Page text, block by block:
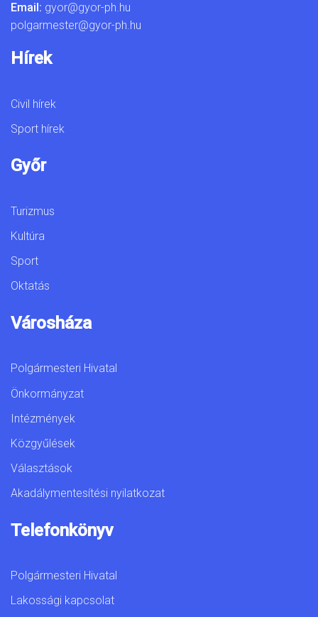
Email: gyor@gyor-ph.hu
polgarmester@gyor-ph.hu
Hírek
Civil hírek
Sport hírek
Győr
Turizmus
Kultúra
Sport
Oktatás
Városháza
Polgármesteri Hivatal
Önkormányzat
Intézmények
Közgyűlések
Választások
Akadálymentesítési nyilatkozat
Telefonkönyv
Polgármesteri Hivatal
Lakossági kapcsolat